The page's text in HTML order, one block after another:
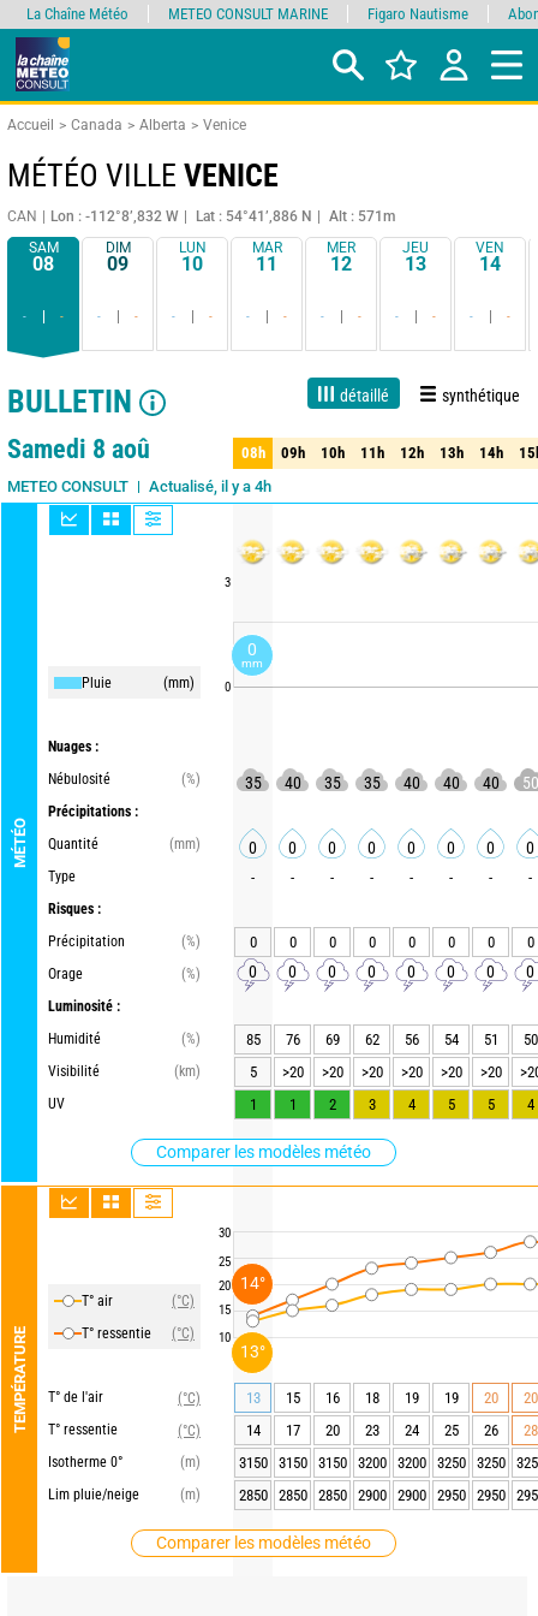
Accueil Canada Alberta Venice
MÉTÉO VILLE VENICE
CAN Lon : -112°8’,832 W Lat : 54°41’,886 N
Alt : 571m
SAM
08
- -
DIM
09
- -
LUN
10
- -
MAR
11
- -
MER
12
- -
JEU
13
- -
VEN
14
- -
BULLETIN détaillé synthétique
1 jour 3 jours 7 jours 15 jours Fiabilité 90%
Samedi 8 aoû
METEO CONSULT Actualisé, il y a 4h
MÉTÉO
Pluie (mm)
Nuages :
Nébulosité
(%)
Précipitations :
Quantité
(mm)
Type
Risques :
Précipitation
(%)
Orage
(%)
Luminosité :
Humidité
(%)
Visibilité
(km)
UV
Comparer les modèles météo
TEMPÉRATURE
T° air
(°C)
T° ressentie
(°C)
T° de l'air
(°C)
T° ressentie
(°C)
Isotherme 0°
(m)
Lim pluie/neige
(m)
Comparer les modèles météo
3
0
30
25
20
15
10
08h 09h 10h 11h 12h 13h 14h
08h 09h 10h 11h 12h 13h 14h
35 40 35 35 40 40 40 50
0 0 0 0 0 0 0 0
- - - - - - - -
0 0 0 0 0 0 0 0
0 0 0 0 0 0 0 0
85 76 69 62 56 54 51
50
5
>20 >20 >20 >20 >20 >20
1
1 2 3 4 5 5 4
13 15 16 18 19 19 20
20
14
17 20 23 24 25 26
28
3150
3150 3150 3200 3200 3250 3250
2850
2850 2850 2900 2900 2950 2950
La Chaîne Météo METEO CONSULT MARINE Figaro Nautisme
0
mm
13°
14°